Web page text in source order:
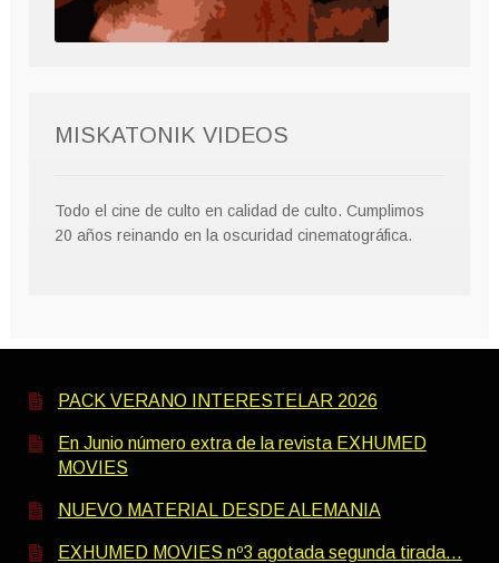
MISKATONIK VIDEOS
Todo el cine de culto en calidad de culto. Cumplimos
20 años reinando en la oscuridad cinematográfica.
PACK VERANO INTERESTELAR 2026
En Junio número extra de la revista EXHUMED
MOVIES
NUEVO MATERIAL DESDE ALEMANIA
EXHUMED MOVIES nº3 agotada segunda tirada…